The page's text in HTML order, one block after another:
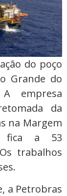
do poço
Grande do
empresa
da
na Margem
fica a 53
trabalhos
a Petrobras